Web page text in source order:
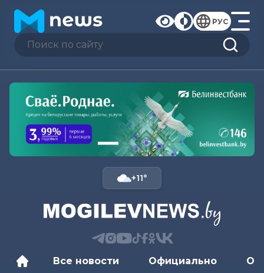
РУС
+11°
Все новости Официально